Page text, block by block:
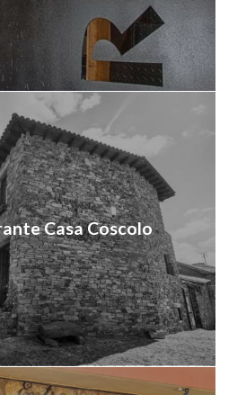
Casa Coscolo